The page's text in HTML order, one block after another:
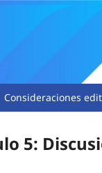
Consideraciones
5: